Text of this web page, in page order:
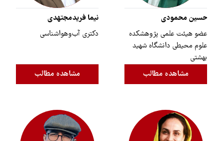
حسین محمودی
عضو هیئت علمی پژوهشکده
علوم محیطی دانشگاه شهید
بهشتی
مشاهده مطالب
نیما فریدمجتهدی
دکتری آب‌وهواشناسی
مشاهده مطالب